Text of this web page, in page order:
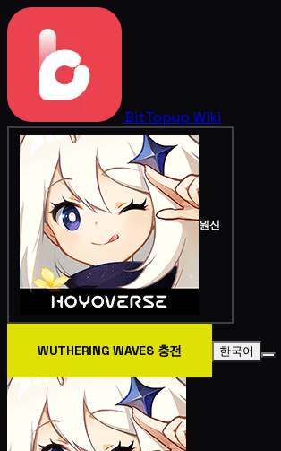
BitTopup Wiki
원신
WUTHERING WAVES 충전 한국어